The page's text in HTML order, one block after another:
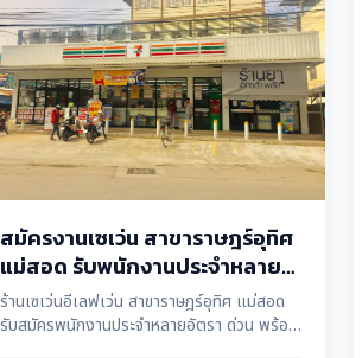
สมัครงานเซเว่น สาขาราษฎร์อุทิศ
แม่สอด รับพนักงานประจำหลาย
อัตรา ด่วน!
ร้านเซเว่นอีเลฟเว่น สาขาราษฎร์อุทิศ แม่สอด
รับสมัครพนักงานประจำหลายอัตรา ด่วน พร้อม